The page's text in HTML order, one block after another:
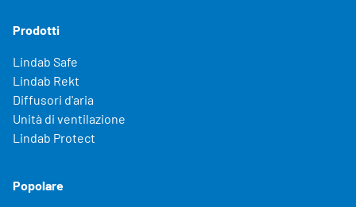
Prodotti
Lindab Safe
Lindab Rekt
Diffusori d'aria
Unità di ventilazione
Lindab Protect
Popolare